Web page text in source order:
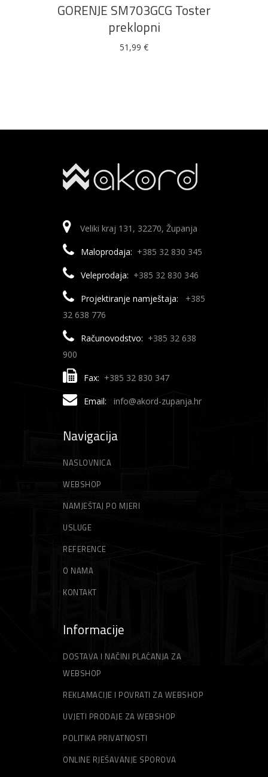
GORENJE SM703GCG Toster
preklopni
51,99 €
Veliki kraj 131, 32270, Županja
Maloprodaja: +385 32 830 345
Veleprodaja: +385 32 830 346
Projektiranje namještaja:
+385
32 638 776
Računovodstvo: +385 32 638
900
Fax: +385 32 830 347
Email: info@akord-zupanja.hr
Navigacija
NASLOVNICA
WEBSHOP
NAMJEŠTAJ PO MJERI
USLUGE
REFERENCE
O NAMA
KONTAKT
Informacije
DOSTAVA I NAČINI PLAĆANJA ZA
WEBSHOP
REKLAMACIJE I POVRATI ZA WEBSHOP
UVJETI PRODAJE ZA WEBSHOP
POLITIKA PRIVATNOSTI
ONLINE RJEŠAVANJE SPOROVA